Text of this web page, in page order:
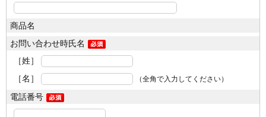
商品名
お問い合わせ時氏名
［姓］
［名］
（全角で入力してください）
電話番号